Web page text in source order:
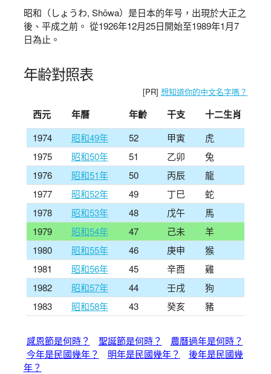
昭和（しょうわ, Shōwa）是日本的年号，出現於大正之
後、平成之前。 從1926年12月25日開始至1989年1月7
日為止。
年齢對照表
[PR]想知道你的中文名字嗎？
西元 年曆 年齡 干支 十二生肖
1974 昭和49年 52 甲寅
虎
1975
昭和50年 51 乙卯
兔
1976
昭和51年 50 丙辰
龍
1977
昭和52年 49 丁巳
蛇
1978
昭和53年 48 戊午
馬
1979
昭和54年 47 己未
羊
1980
昭和55年 46 庚申
猴
1981
昭和56年 45 辛酉
雞
1982
昭和57年 44 壬戌
狗
1983
昭和58年 43 癸亥 豬
感恩節是何時？ 聖誕節是何時？
農曆過年是何時？
今年是民國幾年？
明年是民國幾年？
後年是民國幾
年？